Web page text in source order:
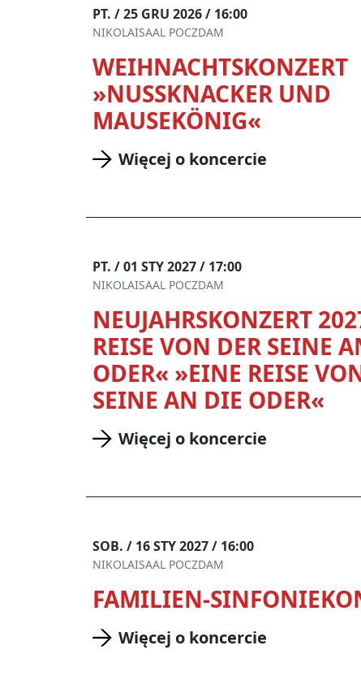
PT. / 25 GRU 2026 / 16:00
NIKOLAISAAL POCZDAM
WEIHNACHTSKONZERT
»NUSSKNACKER UND
MAUSEKÖNIG«
Więcej o koncercie
PT. / 01 STY 2027 / 17:00
NIKOLAISAAL POCZDAM
NEUJAHRSKONZERT
REISE VON DER SEINE
ODER« »EINE REISE
SEINE AN DIE ODER«
Więcej o koncercie
SOB. / 16 STY 2027 / 16:00
NIKOLAISAAL POCZDAM
FAMILIEN-
Więcej o koncercie